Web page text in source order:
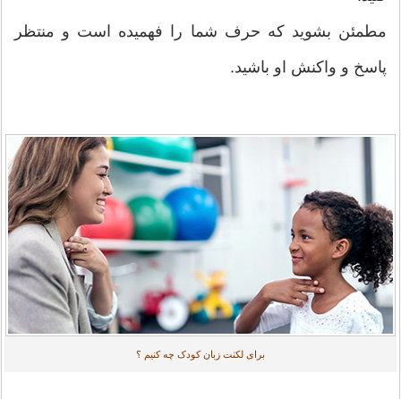
مطمئن بشوید که حرف شما را فهمیده است و منتظر
پاسخ و واکنش او باشید.
برای لکنت زبان کودک چه کنیم ؟